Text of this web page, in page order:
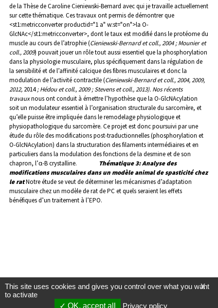
de la Thèse de Caroline Cieniewski-Bernard avec qui je travaille actuellement
sur cette thématique. Ces travaux ont permis de démontrer que
<st1:metricconverter productid="1 a" w:st="on">la O-
GlcNAc</st1:metricconverter>, dont le taux est modifié dans le protéome du
muscle au cours de l’atrophie (Cieniewski-Bernard et coll., 2004 ; Mounier et
coll., 2009) pouvait jouer un rôle tout aussi essentiel que la phosphorylation
dans la physiologie musculaire, plus spécifiquement dans la régulation de
la sensibilité et de l’affinité calcique des fibres musculaires et donc la
modulation de l’activité contractile (Cieniewski-Bernard et coll., 2004, 2009,
2012, 2014; Hédou et coll., 2009 ; Stevens et coll., 2013). Nos récents
travauxnous ont conduit à émettre l’hypothèse que la O-GlcNAcylation
soit un modulateur essentiel à l’organisation structurale du sarcomère, et
qu’elle puisse être impliquée dans le remodelage physiologique et
physiopathologique du sarcomère. Ce projet est donc poursuivi par une
étude du rôle des modifications post-traductionnelles (phosphorylation et
O-GlcNAcylation) dans la structuration des filaments intermédiaires et en
particuliers dans la modulation des fonctions de la desmine et de son
chapron, l’α-B crystalline.
Thématique 3:Analyse des
modifications musculaires dans un modèle animal de spasticité chez
le ratNotre étude se veut de déterminer les mécanismes d’adaptation
musculaire chez un modèle de rat de PC et quels seraient les effets
bénéfiques d’un traitement à l’EPO.
X
This site uses cookies and gives you control over what you want
to activate
OK, accept all
Privacy policy